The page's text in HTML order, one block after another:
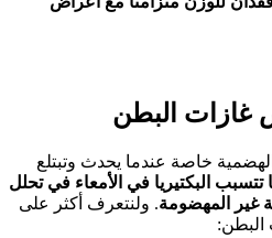
غازات البطن
خاصة عندما يحدث وتبتلع
تتسبب البكتيريا في الأمعاء في تحلل
غير المهضومة. ولنتعرف أكثر على
البطن: